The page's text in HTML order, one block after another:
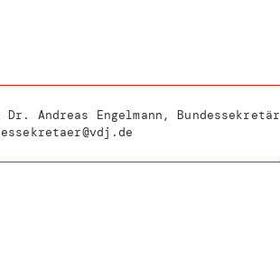
Andreas Engelmann, Bundessekretär